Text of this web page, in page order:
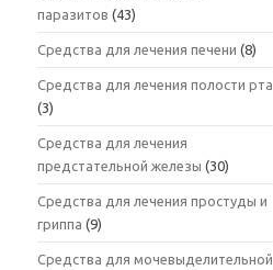
паразитов (43)
Средства для лечения печени (8)
Средства для лечения полости рта
(3)
Средства для лечения
предстательной железы (30)
Средства для лечения простуды и
гриппа (9)
Средства для мочевыделительной